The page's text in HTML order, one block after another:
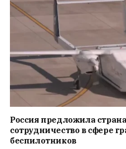
Россия предложила
сотрудничество в сфере
беспилотников